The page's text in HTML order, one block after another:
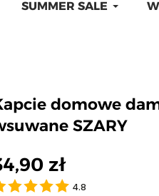
SUMMER SALE
domowe
SZARY
zł
4.8